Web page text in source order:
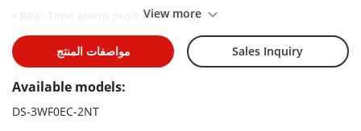
Real-Time alarm push technology
View more
مواصفات المنتج Sales Inquiry
Available models:
DS-3WF0EC-2NT